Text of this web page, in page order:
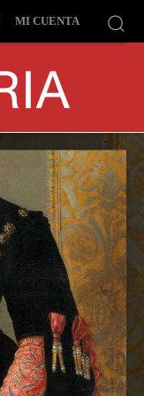
MI CUENTA